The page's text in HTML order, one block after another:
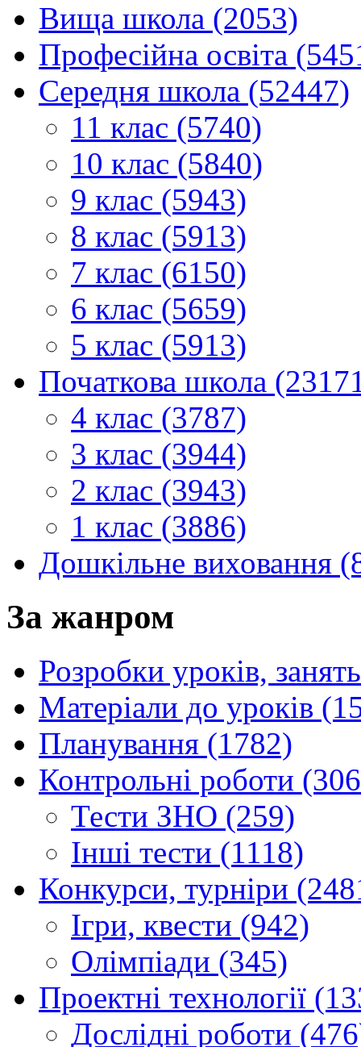
Вища школа (2053)
Професійна освіта
Середня школа (52447)
11 клас (5740)
10 клас (5840)
9 клас (5943)
8 клас (5913)
7 клас (6150)
6 клас (5659)
5 клас (5913)
Початкова школа
4 клас (3787)
3 клас (3944)
2 клас (3943)
1 клас (3886)
Дошкільне виховання
За жанром
Розробки уроків,
Матеріали до уроків
Планування (1782)
Контрольні роботи
Тести ЗНО (259)
Інші тести (1118)
Конкурси, турніри
Ігри, квести (942)
Олімпіади (345)
Проектні технології
Дослідні роботи